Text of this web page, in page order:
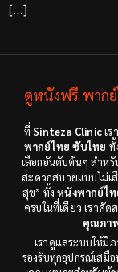
[…]
ดูหนังฟรี พาก
ที่Sinteza Clinicเ
พากย์ไทย ซับไทย ทั้
เลือกอันดับต้นๆ สำห
สะดวกสบายแบบไม่เ
สุข” ทั้งหนังพากย์ไ
ครบในที่เดียว เราคัด
คุณภา
เราดูแลระบบให้มี
รองรับทุกอุปกรณ์เสมื